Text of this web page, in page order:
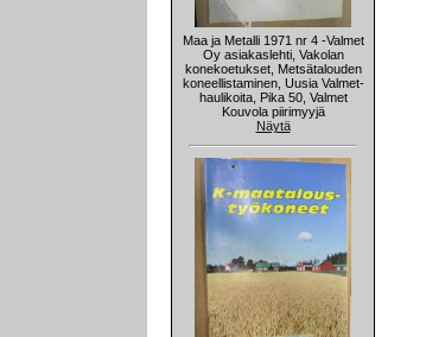
Maa ja Metalli 1971 nr 4 -Valmet
Oy asiakaslehti, Vakolan
konekoetukset, Metsätalouden
koneellistaminen, Uusia Valmet-
haulikoita, Pika 50, Valmet
Kouvola piirimyyjä
Näytä